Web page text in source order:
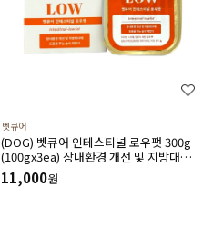
벳큐어
(DOG) 벳큐어 인테스티널 로우팻 300g
(100gx3ea) 장내환경 개선 및 지방대사
에 도움을 주는 습식 처방식
11,000원